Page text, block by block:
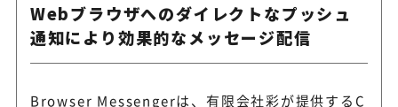
Webブラウザへのダイレクトなプッシュ
通知により効果的なメッセージ配信
Browser Messengerは、有限会社彩が提供するC